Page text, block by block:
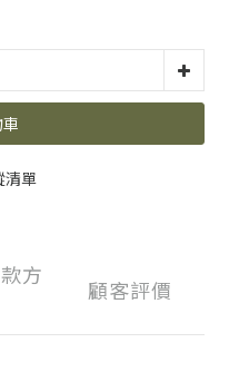
清單
方
顧客評價